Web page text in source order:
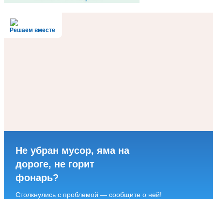
Решаем вместе
Не убран мусор, яма на
дороге, не горит
фонарь?
Столкнулись с проблемой — сообщите о ней!